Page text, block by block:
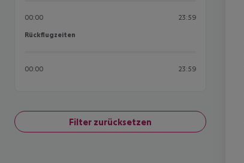
00:00 23:59
Rückflugzeiten
Rückflugzeiten
00:00 23:59
Filter zurücksetzen